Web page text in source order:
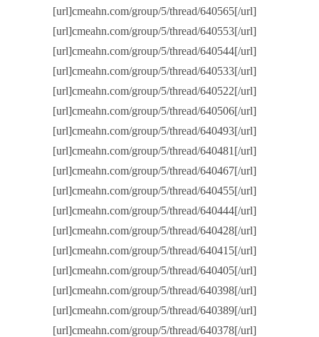
[url]cmeahn.com/group/5/thread/640565[/url]
[url]cmeahn.com/group/5/thread/640553[/url]
[url]cmeahn.com/group/5/thread/640544[/url]
[url]cmeahn.com/group/5/thread/640533[/url]
[url]cmeahn.com/group/5/thread/640522[/url]
[url]cmeahn.com/group/5/thread/640506[/url]
[url]cmeahn.com/group/5/thread/640493[/url]
[url]cmeahn.com/group/5/thread/640481[/url]
[url]cmeahn.com/group/5/thread/640467[/url]
[url]cmeahn.com/group/5/thread/640455[/url]
[url]cmeahn.com/group/5/thread/640444[/url]
[url]cmeahn.com/group/5/thread/640428[/url]
[url]cmeahn.com/group/5/thread/640415[/url]
[url]cmeahn.com/group/5/thread/640405[/url]
[url]cmeahn.com/group/5/thread/640398[/url]
[url]cmeahn.com/group/5/thread/640389[/url]
[url]cmeahn.com/group/5/thread/640378[/url]